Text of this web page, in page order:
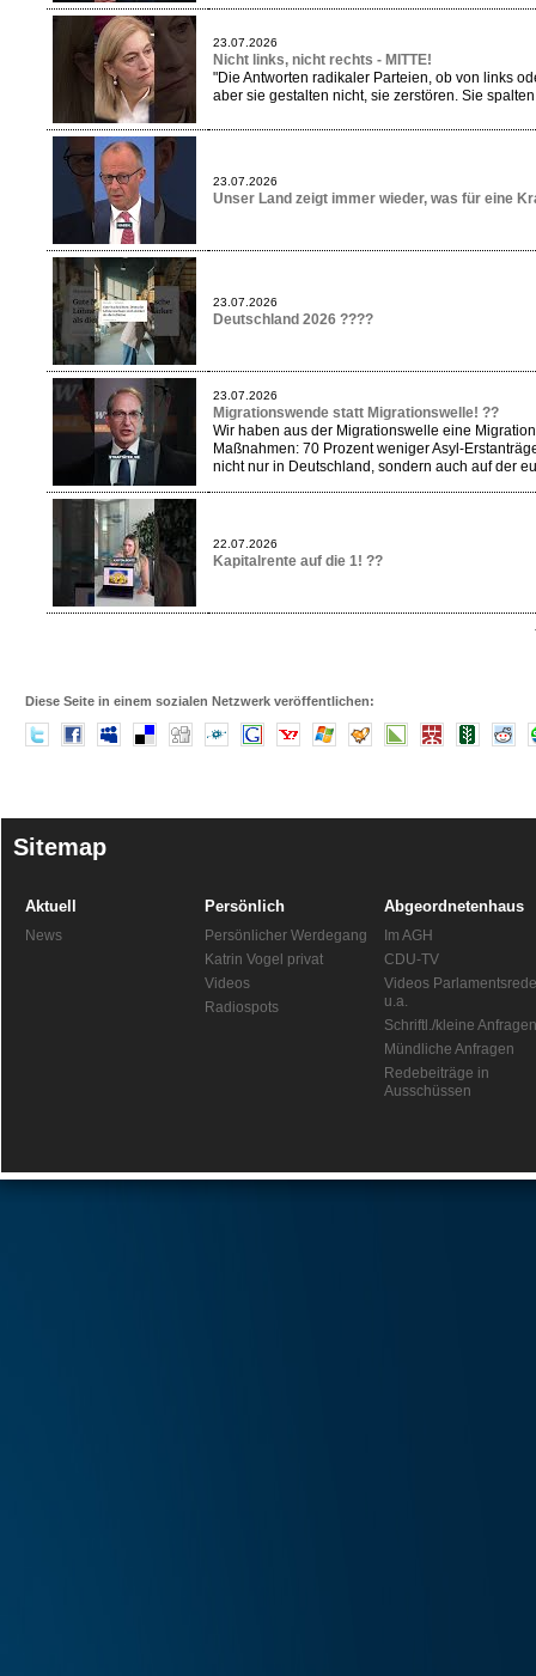
23.07.2026
Nicht links, nicht rechts - MITTE!
"Die Antworten radikaler Parteien, ob von links
aber sie gestalten nicht, sie zerstören. Sie
23.07.2026
Unser Land zeigt immer wieder, was für eine
23.07.2026
Deutschland 2026 ????
23.07.2026
Migrationswende statt Migrationswelle! ??
Wir haben aus der Migrationswelle eine
Maßnahmen: 70 Prozent weniger Asyl-
nicht nur in Deutschland, sondern auch auf der
22.07.2026
Kapitalrente auf die 1! ??
Diese Seite in einem sozialen Netzwerk veröffentlichen:
Sitemap
Aktuell
News
Persönlich
Persönlicher Werdegang
Katrin Vogel privat
Videos
Radiospots
Abgeordnetenhaus
Im AGH
CDU-TV
Videos
u.a.
Schriftl./kleine Anfragen
Mündliche Anfragen
Redebeiträge in
Ausschüssen